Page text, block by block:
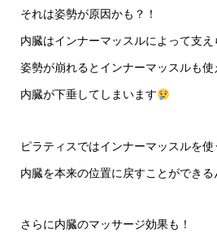
それは姿勢が原因かも？！
内臓はインナーマッスルによって支
姿勢が崩れるとインナーマッスルも使
内臓が下垂してしまいます
ピラティスではインナーマッスルを使
内臓を本来の位置に戻すことができる
さらに内臓のマッサージ効果も！